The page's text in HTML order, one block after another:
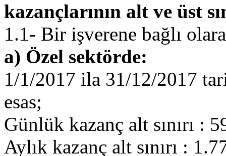
kazançlarının alt ve üst
1.1- Bir işverene bağlı
a) Özel sektörde:
1/1/2017 ila 31/12/2017
esas;
Günlük kazanç alt sınırı :
Aylık kazanç alt sınırı :